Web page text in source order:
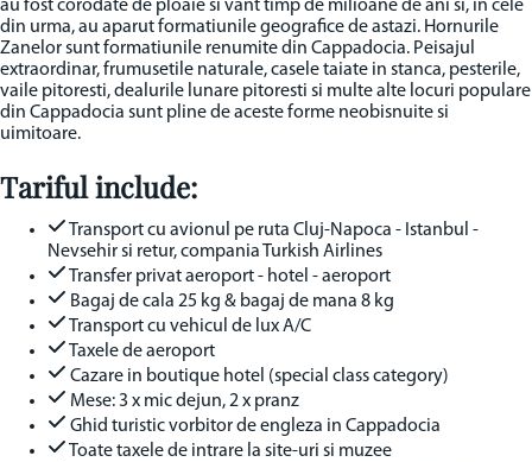
au fost corodate de ploaie si vant timp de milioane de ani si, in cele
din urma, au aparut formatiunile geografice de astazi. Hornurile
Zanelor sunt formatiunile renumite din Cappadocia. Peisajul
extraordinar, frumusetile naturale, casele taiate in stanca, pesterile,
vaile pitoresti, dealurile lunare pitoresti si multe alte locuri populare
din Cappadocia sunt pline de aceste forme neobisnuite si
uimitoare.
Tariful include:
Transport cu avionul pe ruta Cluj-Napoca - Istanbul -
Nevsehir si retur, compania Turkish Airlines
Transfer privat aeroport - hotel - aeroport
Bagaj de cala 25 kg & bagaj de mana 8 kg
Transport cu vehicul de lux A/C
Taxele de aeroport
Cazare in boutique hotel (special class category)
Mese: 3 x mic dejun, 2 x pranz
Ghid turistic vorbitor de engleza in Cappadocia
Toate taxele de intrare la site-uri si muzee